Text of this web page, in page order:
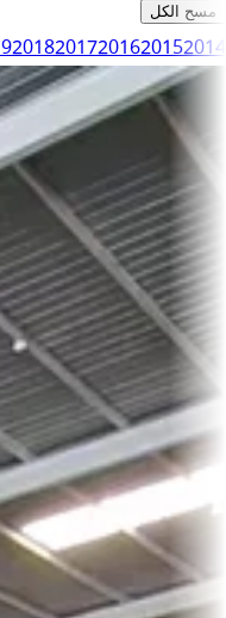
مسح الكل
20182017201620152014